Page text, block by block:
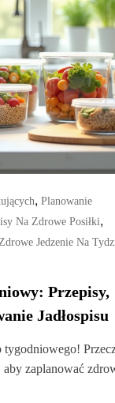
, Planowanie
Na Zdrowe Posiłki,
Jedzenie Na
Przepisy,
Jadłospisu
aby zaplanować